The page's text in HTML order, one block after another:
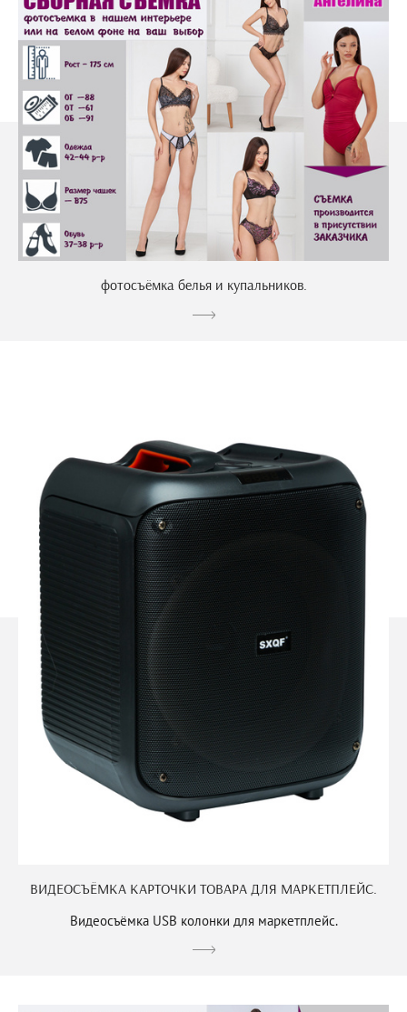
фотосъёмка белья и купальников.
ВИДЕОСЪЁМКА КАРТОЧКИ ТОВАРА ДЛЯ МАРКЕТПЛЕЙС.
Видеосъёмка USB колонки для маркетплейс.